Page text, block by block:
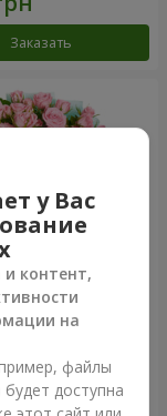
Заказать
"Баллада о
у Вас
контент,
на
файлы
доступна